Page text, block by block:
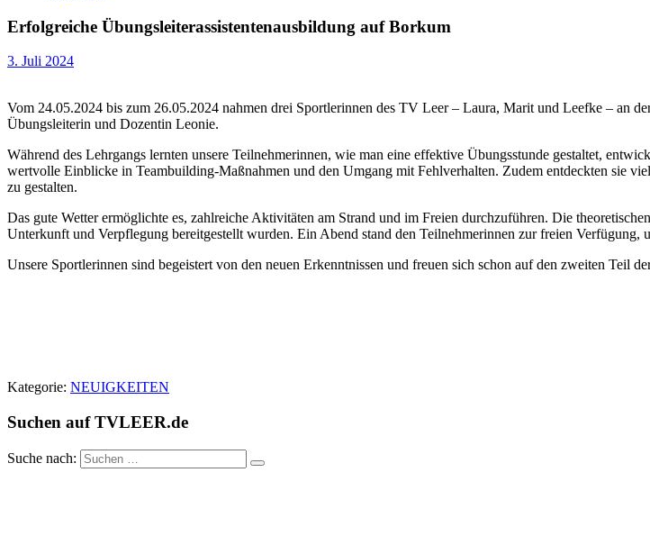
Erfolgreiche Übungsleiterassistentenausbildung auf Borkum
3. Juli 2024
Vom 24.05.2024 bis zum 26.05.2024 nahmen drei Sportlerinnen des TV Leer – Laura, Marit und Leefke – an
Übungsleiterin und Dozentin Leonie.
Während des Lehrgangs lernten unsere Teilnehmerinnen, wie man eine effektive Übungsstunde gestaltet,
wertvolle Einblicke in Teambuilding-Maßnahmen und den Umgang mit Fehlverhalten. Zudem entdeckten sie
zu gestalten.
Das gute Wetter ermöglichte es, zahlreiche Aktivitäten am Strand und im Freien durchzuführen. Die
Unterkunft und Verpflegung bereitgestellt wurden. Ein Abend stand den Teilnehmerinnen zur freien Verfügung,
Unsere Sportlerinnen sind begeistert von den neuen Erkenntnissen und freuen sich schon auf den zweiten
Kategorie: NEUIGKEITEN
Suchen auf TVLEER.de
Suche nach: